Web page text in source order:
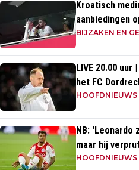
Kroatisch
aanbiedingen
BIJZAKEN EN
LIVE 20.00
het FC
HOOFDNIEUWS
NB: 'Leonardo
maar hij
HOOFDNIEUWS